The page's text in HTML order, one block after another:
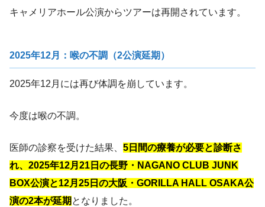
キャメリアホール公演からツアーは再開されています。
2025年12月：喉の不調（2公演延期）
2025年12月には再び体調を崩しています。
今度は喉の不調。
医師の診察を受けた結果、 5日間の療養が必要と診断さ
れ、2025年12月21日の長野・NAGANO CLUB JUNK
BOX公演と12月25日の大阪・GORILLA HALL OSAKA公
演の2本が延期 となりました。